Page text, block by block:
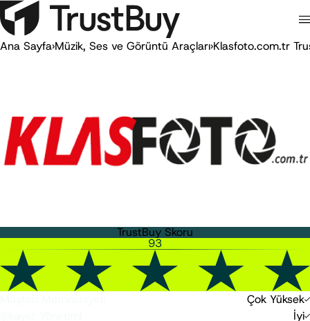
Ana Sayfa›Müzik, Ses ve Görüntü Araçları›Klasfoto.com.tr
TrustBuy Skoru
93
Çok Yüksek
0 20
İyi